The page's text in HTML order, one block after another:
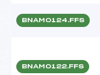
BNAM0124.FFS
BNAM0122.FFS